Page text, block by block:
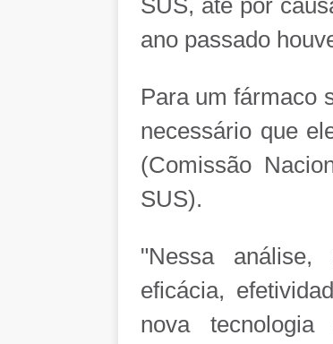
SUS, até por
ano passado
Para um fármaco
necessário que
(Comissão
SUS).
"Nessa análise,
eficácia,
nova